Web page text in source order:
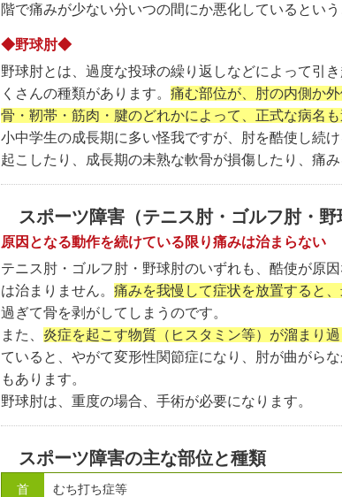
階で痛みが少ない分いつの間にか悪化しているとい
◆野球肘◆
野球肘とは、過度な投球の繰り返しなどによって引
くさんの種類があります。 痛む部位が、肘の内側か
骨・靭帯・筋肉・腱のどれかによって、正式な病名も
小中学生の成長期に多い怪我ですが、肘を酷使し続
起こしたり、成長期の未熟な軟骨が損傷したり、痛
スポーツ障害（テニス肘・ゴルフ肘・
原因となる動作を続けている限り痛みは治まらない
テニス肘・ゴルフ肘・野球肘のいずれも、酷使が原
は治まりません。 痛みを我慢して症状を放置すると
過ぎて骨を剥がしてしまうのです。
また、 炎症を起こす物質（ヒスタミン等）が溜まり
ていると、やがて変形性関節症になり、肘が曲がら
もあります。
野球肘は、重度の場合、手術が必要になります。
スポーツ障害の主な部位と種類
首 むち打ち症等